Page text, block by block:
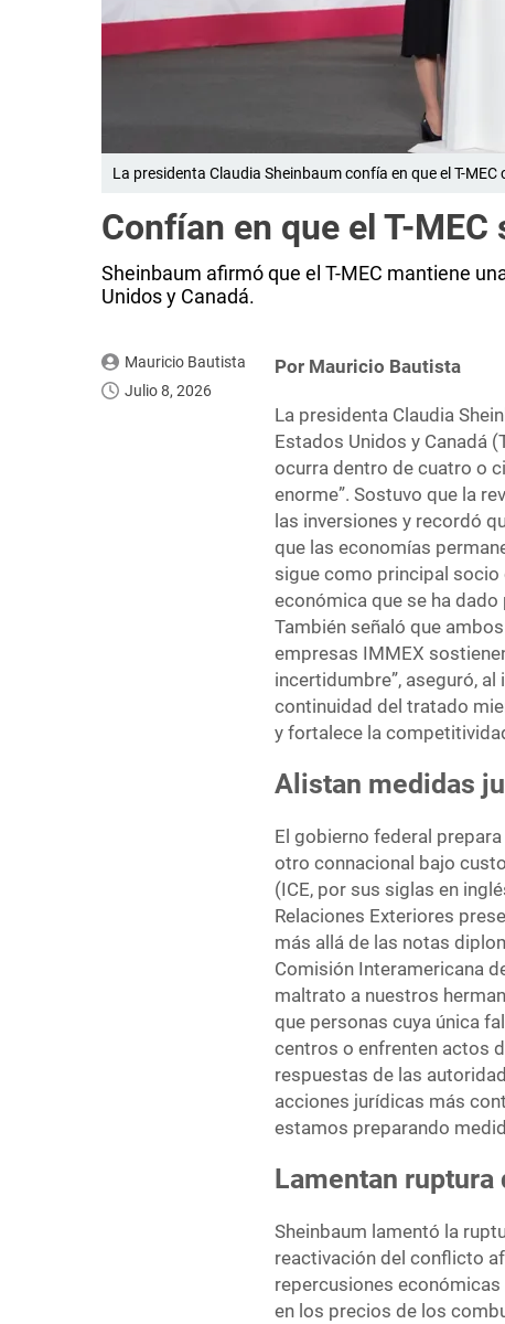
La presidenta Claudia Sheinbaum confía en que el T-
Confían en que el T-
Sheinbaum afirmó que el T-MEC mantiene
Unidos y Canadá.
Mauricio Bautista
Julio 8, 2026
Por Mauricio Bautista
La presidenta Claudia
Estados Unidos y Canadá
ocurra dentro de cuatro o
enorme”. Sostuvo que la
las inversiones y recordó
que las economías
sigue como principal socio
económica que se ha
También señaló que
empresas IMMEX
incertidumbre”, aseguró,
continuidad del tratado
y fortalece la
Alistan medidas
El gobierno federal
otro connacional bajo
(ICE, por sus siglas en
Relaciones Exteriores
más allá de las notas
Comisión Interamericana
maltrato a nuestros
que personas cuya única
centros o enfrenten actos
respuestas de las
acciones jurídicas más
estamos preparando
Lamentan ruptura
Sheinbaum lamentó la
reactivación del conflicto
repercusiones
en los precios de los